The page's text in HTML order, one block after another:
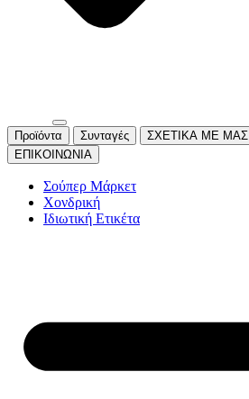
Προϊόντα Συνταγές ΣΧΕΤΙΚΑ ΜΕ ΜΑΣ
ΕΠΙΚΟΙΝΩΝΙΑ
Σούπερ Μάρκετ
Χονδρική
Ιδιωτική Ετικέτα